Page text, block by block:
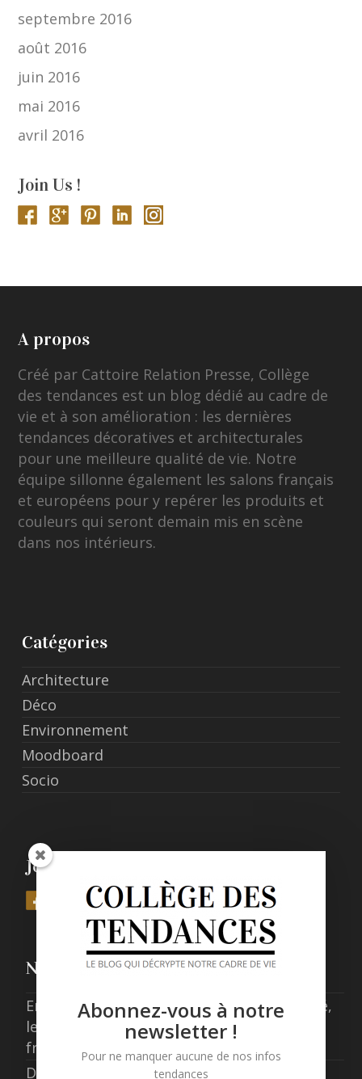
septembre 2016
août 2016
juin 2016
mai 2016
avril 2016
Join Us !
A propos
Créé par Cattoire Relation Presse, Collège
des tendances est un blog dédié au cadre de
vie et à son amélioration : les dernières
tendances décoratives et architecturales
pour une meilleure qualité de vie. Notre
équipe sillonne également les salons français
et européens pour y repérer les produits et
couleurs qui seront demain mis en scène
dans nos intérieurs.
Catégories
Architecture
Déco
Environnement
Moodboard
Socio
Join Us
Nos derniers posts
Entre expérience, confort et responsabilité,
les nouveaux standards de l’hôtellerie
française
Data centers en France : concilier
Abonnez-vous à notre
newsletter !
Pour ne manquer aucune de nos infos
tendances